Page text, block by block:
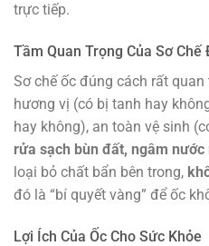
trực tiếp.
Tầm Quan Trọng Của Sơ Chế
Sơ chế ốc đúng cách rất
hương vị (có bị tanh hay
hay không), an toàn vệ sinh
rửa sạch bùn đất, ngâm
loại bỏ chất bẩn bên trong,
đó là “bí quyết vàng” để ốc
Lợi Ích Của Ốc Cho Sức Khỏe